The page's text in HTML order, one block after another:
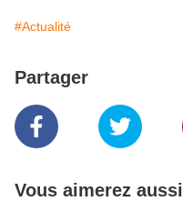
#Actualité
Partager
Vous aimerez aussi